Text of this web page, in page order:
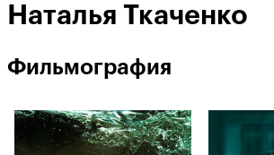
Наталья Ткаченко
Фильмография